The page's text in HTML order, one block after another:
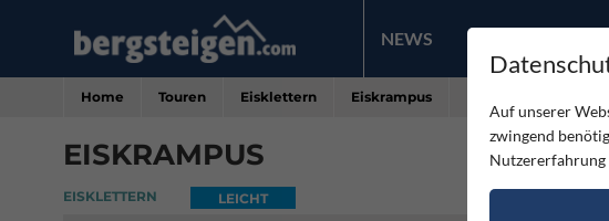
NEWS PRODUKTE
Home Touren Eisklettern Eiskrampus
EISKRAMPUS
EISKLETTERN LEICHT
Auf unserer
zwingend
Nutzererfahrung